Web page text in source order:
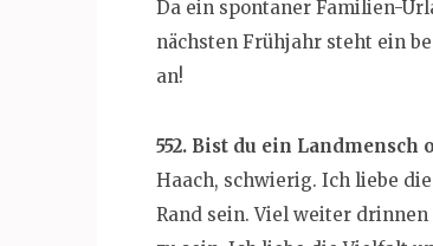
Da ein spontaner Familien-
nächsten Frühjahr steht ein
an!
552. Bist du ein Landmensch
Haach, schwierig. Ich liebe
Rand sein. Viel weiter